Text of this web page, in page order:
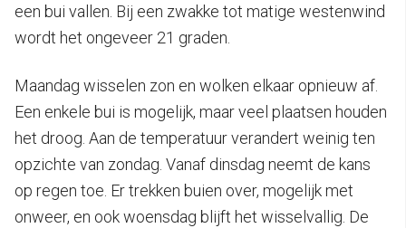
een bui vallen. Bij een zwakke tot matige westenwind
wordt het ongeveer 21 graden.
Maandag wisselen zon en wolken elkaar opnieuw af.
Een enkele bui is mogelijk, maar veel plaatsen houden
het droog. Aan de temperatuur verandert weinig ten
opzichte van zondag. Vanaf dinsdag neemt de kans
op regen toe. Er trekken buien over, mogelijk met
onweer, en ook woensdag blijft het wisselvallig. De